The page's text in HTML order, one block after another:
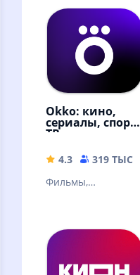
прямые эфиры,
сериалы и шоу
Okko: кино,
сериалы, спорт,
ТВ
4.3 319 ТЫС
Фильмы,
мультфильмы и ТВ-
каналы онлайн в